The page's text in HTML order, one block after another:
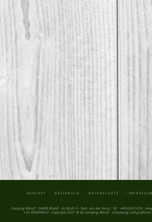
KONTAKT GÄSTEBUCH DATENSCHUTZ IMPRESSUM
Camping Bleialf - 54608 Bleialf - Im Brühl 4 - Fam. van der Horst - Tel.: +49 65551059 -
+32 485894653 - Copyright 2021 © by Camping Bleialf - Umsetzung und grafische